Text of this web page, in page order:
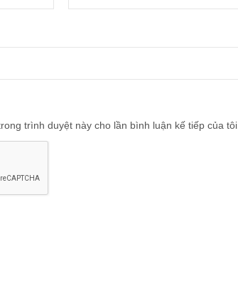
trình duyệt này cho lần bình luận kế tiếp của tôi.